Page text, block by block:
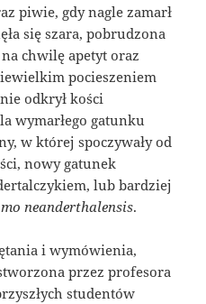
piwie, gdy nagle zamarł
się szara, pobrudzona
chwilę apetyt oraz
pocieszeniem
odkrył kości
wymarłego gatunku
w której spoczywały od
nowy gatunek
lub bardziej
neanderthalensis.
i wymówienia,
przez profesora
studentów